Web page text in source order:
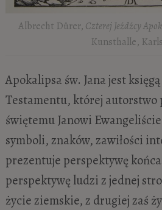
Albrecht Dürer, Czterej Jeźdźcy
Kunsthalle,
Apokalipsa św. Jana jest
Testamentu, której autorstwo
świętemu Janowi
symboli, znaków, zawiłości
prezentuje perspektywę
perspektywę ludzi z jednej
życie ziemskie, z drugiej zaś